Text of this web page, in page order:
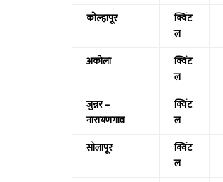
कोल्हापूर
क्विंट
ल
अकोला
क्विंट
ल
जुन्नर –
नारायणगाव
क्विंट
ल
सोलापूर
क्विंट
ल